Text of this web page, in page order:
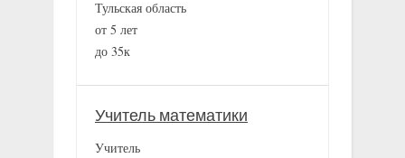
Тульская область
от 5 лет
до 35к
Учитель математики
Учитель